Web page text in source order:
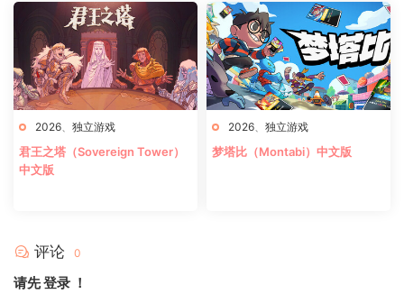
2026 独立游戏
君王之塔（Sovereign Tower）
中文版
2026 独立游戏
梦塔比（Montabi）中文版
评论 0
请先登录 ！